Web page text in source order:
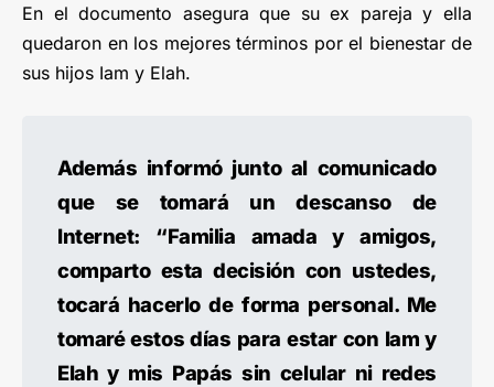
En el documento asegura que su ex pareja y ella
quedaron en los mejores términos por el bienestar de
sus hijos Iam y Elah.
Además informó junto al comunicado
que se tomará un descanso de
Internet: “Familia amada y amigos,
comparto esta decisión con ustedes,
tocará hacerlo de forma personal. Me
tomaré estos días para estar con Iam y
Elah y mis Papás sin celular ni redes